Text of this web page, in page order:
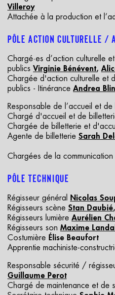
Villeroy
Attachée à la production et
PÔLE ACTIONCULTURELLE /
Chargé·es d’action culturelle
publics Virginie Bénévent,
Chargée d'action culturelle et
publics - Itinérance Andrea Blin
Responsable de l’accueil et
Chargé d'accueil et de
Chargée de billetterie et
Agente de billetterie Sarah
Chargées de la communication
PÔLE TECHNIQUE
Régisseur général
Nicolas
Régisseurs scène Stan Daubié,
Régisseurs lumière Aurélien
Régisseurs son Maxime
Costumière Élise Beaufort
Apprentie machiniste-
Responsable sécurité /
Guillaume Perot
Chargé de maintenance et de